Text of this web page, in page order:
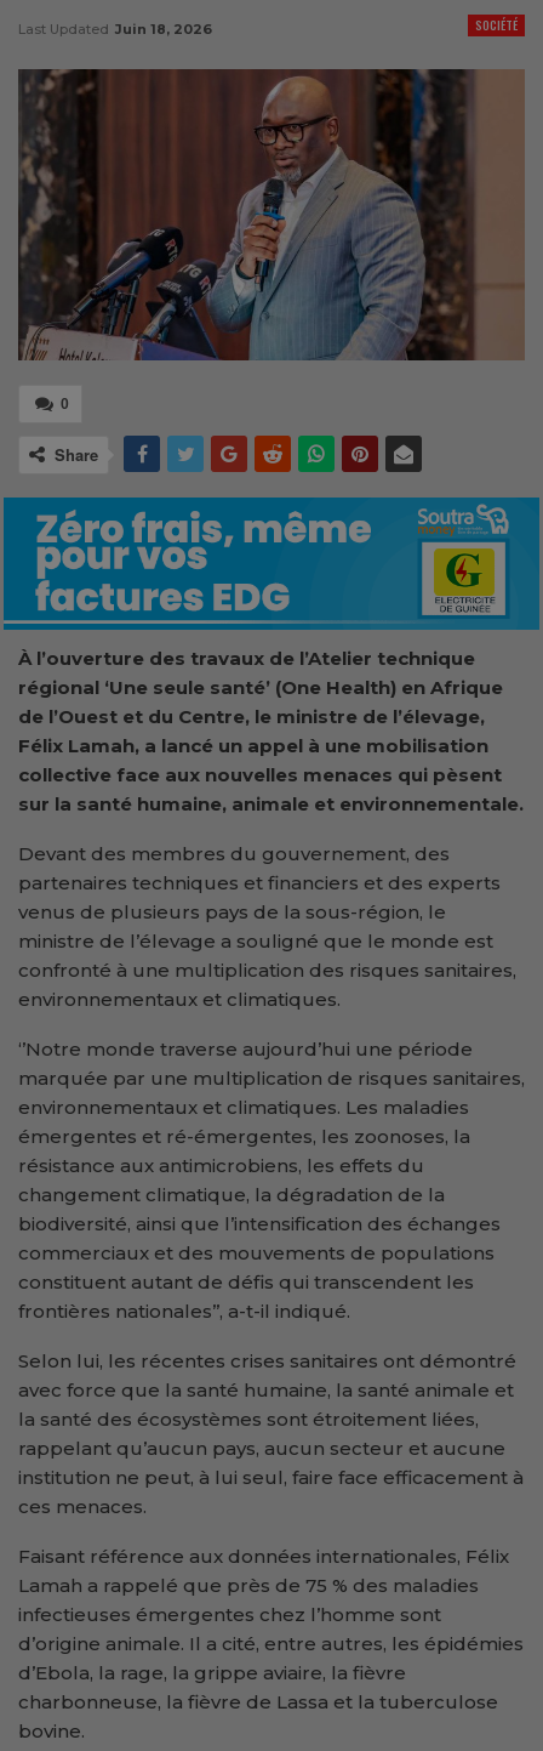
SOCIÉTÉ
Last Updated Juin 18, 2026
0
Share
À l’ouverture des travaux de l’Atelier technique
régional ‘Une seule santé’ (One Health) en Afrique
de l’Ouest et du Centre, le ministre de l’élevage,
Félix Lamah, a lancé un appel à une mobilisation
collective face aux nouvelles menaces qui pèsent
sur la santé humaine, animale et environnementale.
Devant des membres du gouvernement, des
partenaires techniques et financiers et des experts
venus de plusieurs pays de la sous-région, le
ministre de l’élevage a souligné que le monde est
confronté à une multiplication des risques sanitaires,
environnementaux et climatiques.
‘’Notre monde traverse aujourd’hui une période
marquée par une multiplication de risques sanitaires,
environnementaux et climatiques. Les maladies
émergentes et ré-émergentes, les zoonoses, la
résistance aux antimicrobiens, les effets du
changement climatique, la dégradation de la
biodiversité, ainsi que l’intensification des échanges
commerciaux et des mouvements de populations
constituent autant de défis qui transcendent les
frontières nationales’’, a-t-il indiqué.
Selon lui, les récentes crises sanitaires ont démontré
avec force que la santé humaine, la santé animale et
la santé des écosystèmes sont étroitement liées,
rappelant qu’aucun pays, aucun secteur et aucune
institution ne peut, à lui seul, faire face efficacement à
ces menaces.
Faisant référence aux données internationales, Félix
Lamah a rappelé que près de 75 % des maladies
infectieuses émergentes chez l’homme sont
d’origine animale. Il a cité, entre autres, les épidémies
d’Ebola, la rage, la grippe aviaire, la fièvre
charbonneuse, la fièvre de Lassa et la tuberculose
bovine.